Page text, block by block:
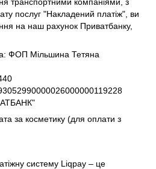
послуг "Накладений платіж", ви
на наш рахунок Приватбанку,
ФОП Мільшина Тетяна
за косметику (для оплати з
систему Liqpay – це